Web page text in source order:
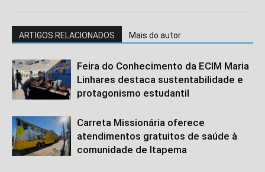
ARTIGOS RELACIONADOS Mais do autor
Feira do Conhecimento da ECIM Maria
Linhares destaca sustentabilidade e
protagonismo estudantil
Carreta Missionária oferece
atendimentos gratuitos de saúde à
comunidade de Itapema